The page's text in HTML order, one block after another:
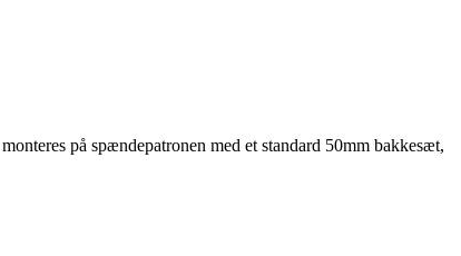
på spændepatronen med et standard 50mm bakkesæt,